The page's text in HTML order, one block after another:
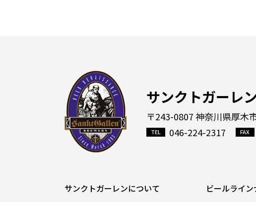
サンクトガーレ
〒243-0807 神奈川県厚木
046-224-2317
サンクトガーレンについて ビールライ